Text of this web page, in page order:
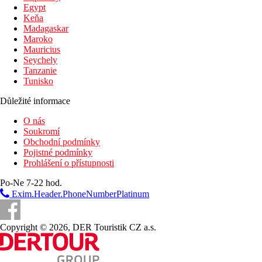
Pláž
Lehátka a slunečníky na pláži zdarma
Hotel přímo u pláže
Plážová dovolená
Lehátka a slunečníky u bazénu zdarma
Bar u bazénu
Fotogalerie
Egypt
Keňa
Madagaskar
Maroko
Mauricius
Seychely
Tanzanie
Tunisko
Důležité informace
O nás
Soukromí
Obchodní podmínky
Pojistné podmínky
Prohlášení o přístupnosti
Po-Ne 7-22 hod.
Exim.Header.PhoneNumberPlatinum
Copyright © 2026, DER Touristik CZ a.s.